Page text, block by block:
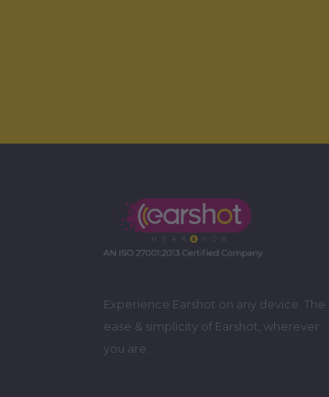
Experience Earshot on any device. The
ease & simplicity of Earshot, wherever
you are.